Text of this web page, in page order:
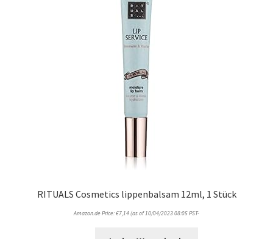
RITUALS Cosmetics lippenbalsam 12ml, 1 Stück
Amazon.de Price:€7,14(as of 10/04/2023 08:05 PST-